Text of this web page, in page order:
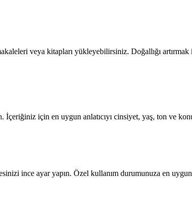
veya kitapları yükleyebilirsiniz. Doğallığı
için en uygun anlatıcıyı cinsiyet, yaş, ton ve
ince ayar yapın. Özel kullanım durumunuza en